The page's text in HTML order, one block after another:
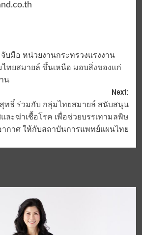
บมือ หน่วยงานกระทรวงแรงงาน
ไทยสมายล์ ขึ้นเหนือ มอบสิ่งของแก่
น
Next:
ทธิ์ ร่วมกับ กลุ่มไทยสมายล์ สนับสนุน
ละฆ่าเชื้อโรค เพื่อช่วยบรรเทามลพิษ
ากาศ ให้กับสถาบันการแพทย์แผนไทย